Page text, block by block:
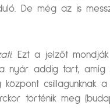
De még az is
Ezt a jelzőt
nyár addig tart, amíg
központ csillagunknak
történik meg